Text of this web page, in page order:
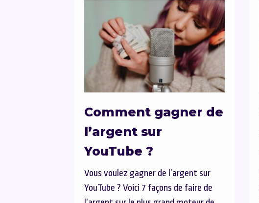
Comment gagner de
l’argent sur
YouTube ?
Vous voulez gagner de l’argent sur
YouTube ? Voici 7 façons de faire de